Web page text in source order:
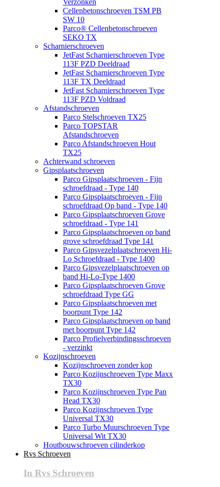
Verzonken
Cellenbetonschroeven TSM PB
SW 10
Parco® Cellenbetonschroeven
SEKO TX
Scharnierschroeven
JetFast Scharnierschroeven Type
113F PZD Deeldraad
JetFast Scharnierschroeven Type
113F TX Deeldraad
JetFast Scharnierschroeven Type
113F PZD Voldraad
Afstandschroeven
Parco Stelschroeven TX25
Parco TOPSTAR
Afstandschroeven
Parco Afstandschroeven Hout
TX25
Achterwand schroeven
Gipsplaatschroeven
Parco Gipsplaatschroeven - Fijn
schroefdraad - Type 140
Parco Gipsplaatschroeven - Fijn
schroefdraad Op band - Type 140
Parco Gipsplaatschroeven Grove
schroefdraad - Type 141
Parco Gipsplaatschroeven op band
grove schroefdraad Type 141
Parco Gipsvezelplaatschroeven Hi-
Lo Schroefdraad - Type 1400
Parco Gipsvezelplaatschroeven op
band Hi-Lo-Type 1400
Parco Gipsplaatschroeven Grove
schroefdraad Type GG
Parco Gipsplaatschroeven met
boorpunt Type 142
Parco Gipsplaatschroeven op band
met boorpunt Type 142
Parco Profielverbindingsschroeven
- verzinkt
Kozijnschroeven
Kozijnschroeven zonder kop
Parco Kozijnschroeven Type Maxx
TX30
Parco Kozijnschroeven Type Pan
Head TX30
Parco Kozijnschroeven Type
Universal TX30
Parco Turbo Muurschroeven Type
Universal Wit TX30
Houtbouwschroeven cilinderkop
Rvs Schroeven
In Rvs Schroeven